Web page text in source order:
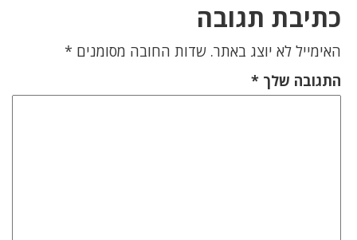
כתיבת תגובה
האימייל לא יוצג באתר. שדות החובה מסומנים *
התגובה שלך *